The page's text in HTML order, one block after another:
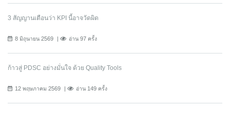
3 สัญญานเตือนว่า KPI นี้อาจวัดผิด
8 มิถุนายน 2569 อ่าน 97 ครั้ง
ก้าวสู่ PDSC อย่างมั่นใจ ด้วย Quality Tools
12 พฤษภาคม 2569 อ่าน 149 ครั้ง